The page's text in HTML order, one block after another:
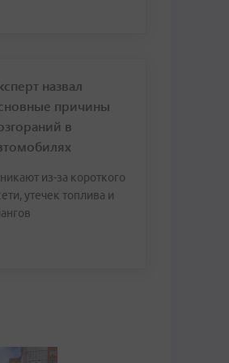
назвал
причины
в
из-за короткого
утечек топлива и